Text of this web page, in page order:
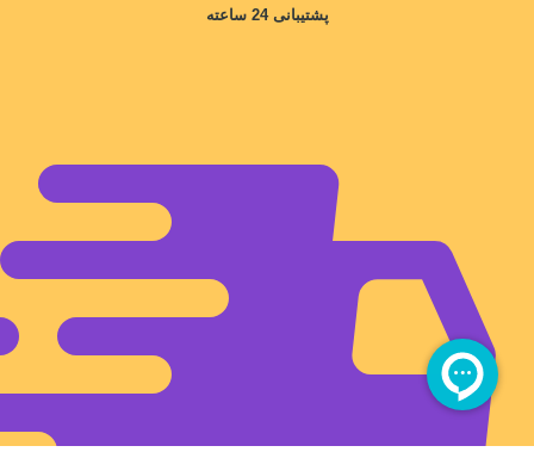
پشتیبانی 24 ساعته